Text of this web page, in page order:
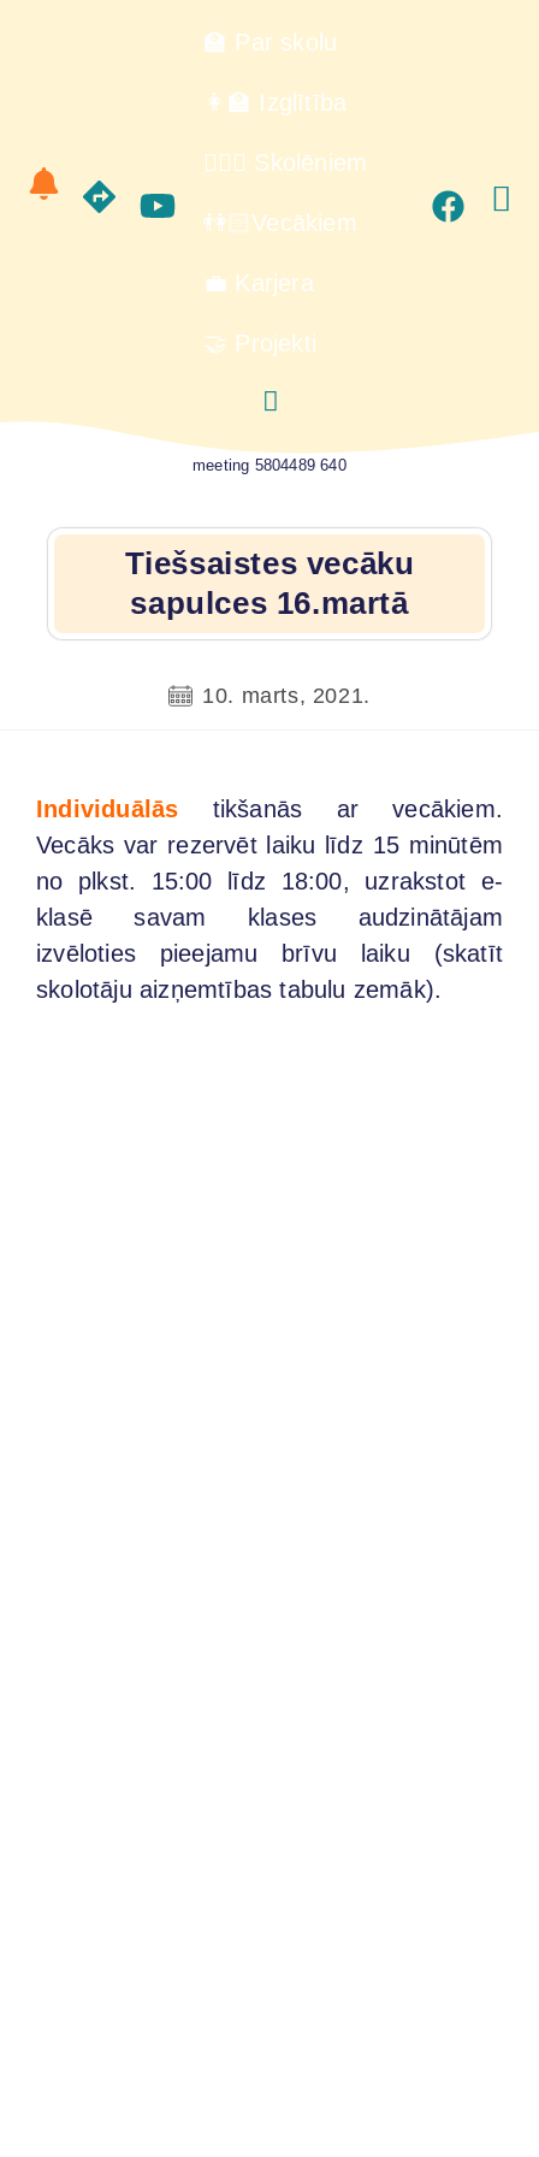
🏫 Par skolu
👩‍🏫 Izglītība
🙋🏻‍♂️ Skolēniem
👫🏻Vecākiem
💼 Karjera
🤝 Projekti
meeting 5804489 640
Tiešsaistes vecāku
sapulces 16.martā
10. marts, 2021.
Individuālās tikšanās ar vecākiem.
Vecāks var rezervēt laiku līdz 15 minūtēm
no plkst. 15:00 līdz 18:00, uzrakstot e-
klasē savam klases audzinātājam
izvēloties pieejamu brīvu laiku (skatīt
skolotāju aizņemtības tabulu zemāk).